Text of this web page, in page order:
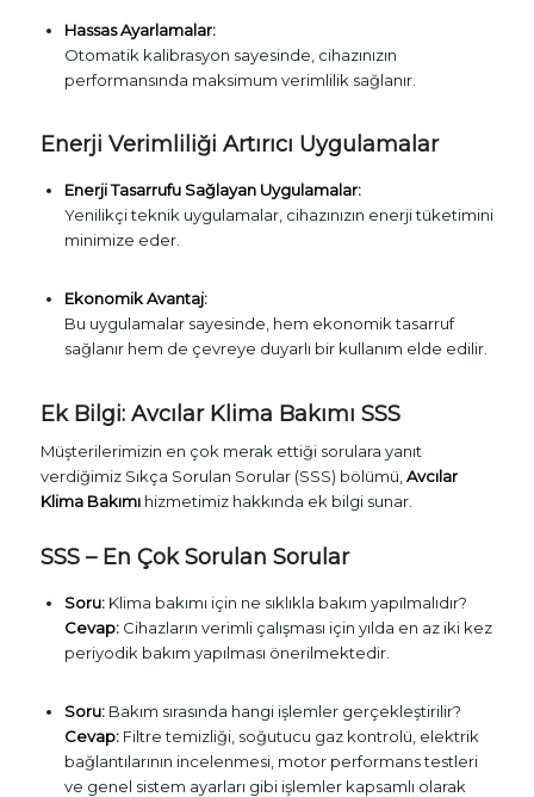
Hassas Ayarlamalar:
Otomatik kalibrasyon sayesinde, cihazınızın
performansında maksimum verimlilik sağlanır.
Enerji Verimliliği Artırıcı Uygulamalar
Enerji Tasarrufu Sağlayan Uygulamalar:
Yenilikçi teknik uygulamalar, cihazınızın enerji tüketimini
minimize eder.
Ekonomik Avantaj:
Bu uygulamalar sayesinde, hem ekonomik tasarruf
sağlanır hem de çevreye duyarlı bir kullanım elde edilir.
Ek Bilgi: Avcılar Klima Bakımı SSS
Müşterilerimizin en çok merak ettiği sorulara yanıt
verdiğimiz Sıkça Sorulan Sorular (SSS) bölümü, Avcılar
Klima Bakımıhizmetimiz hakkında ek bilgi sunar.
SSS – En Çok Sorulan Sorular
Soru:Klima bakımı için ne sıklıkla bakım yapılmalıdır?
Cevap:Cihazların verimli çalışması için yılda en az iki kez
periyodik bakım yapılması önerilmektedir.
Soru:Bakım sırasında hangi işlemler gerçekleştirilir?
Cevap:Filtre temizliği, soğutucu gaz kontrolü, elektrik
bağlantılarının incelenmesi, motor performans testleri
ve genel sistem ayarları gibi işlemler kapsamlı olarak